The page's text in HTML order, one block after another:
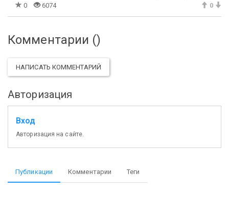
0 6074 0
Комментарии ()
НАПИСАТЬ КОММЕНТАРИЙ
Авторизация
Вход
Авторизация на сайте.
Публикации Комментарии Теги